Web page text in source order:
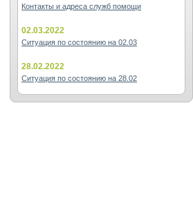
Контакты и адреса служб помощи
02.03.2022
Ситуация по состоянию на 02.03
28.02.2022
Ситуация по состоянию на 28.02